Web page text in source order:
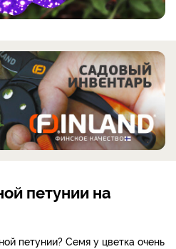
петунии на
петунии? Семя у цветка очень